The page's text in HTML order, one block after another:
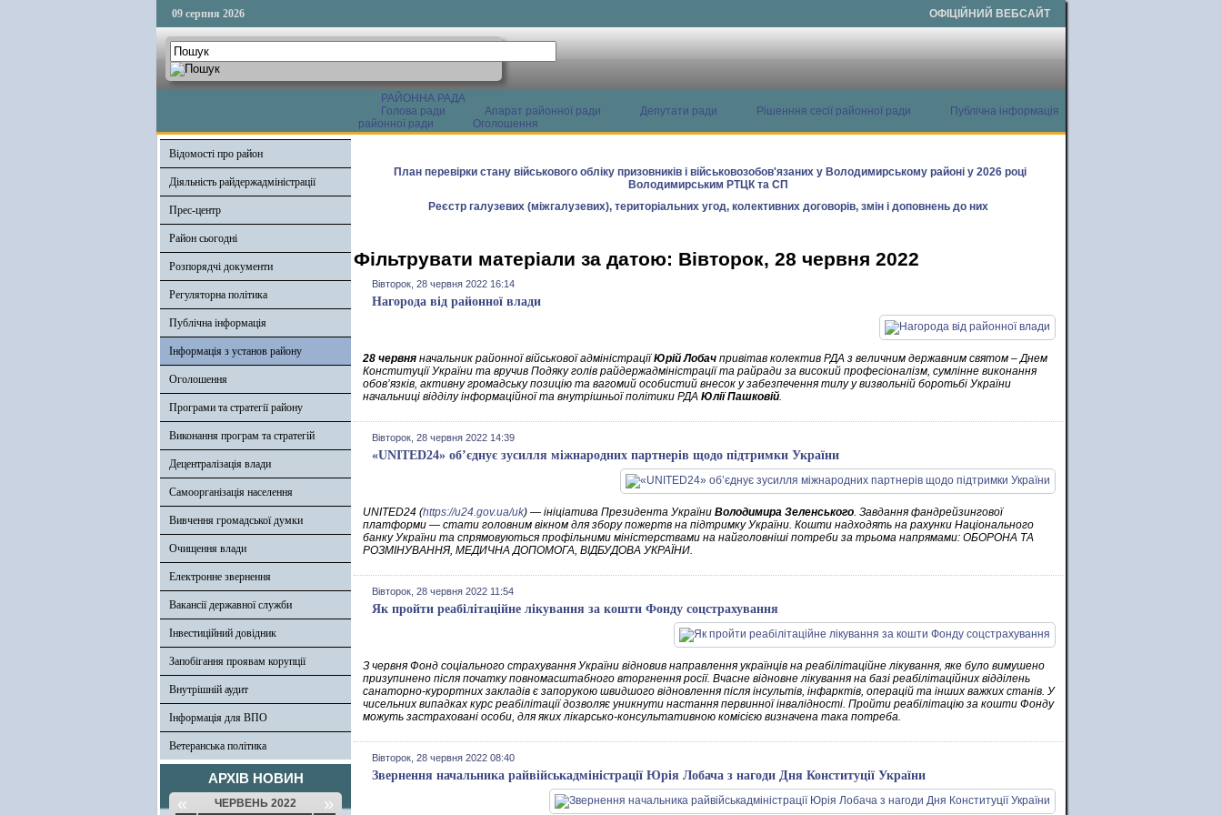
09 серпня 2026 ОФІЦІЙНИЙ ВЕБСАЙТ
РАЙОННА РАДА
Голова ради
Апарат районної ради Депутати ради Рішенння сесії районної ради
Публічна інформація
районної ради
Оголошення
Відомості про район
Діяльність райдержадміністрації
Прес-центр
Район сьогодні
Розпорядчі документи
Регуляторна політика
Публічна інформація
Інформація з установ району
Оголошення
Програми та стратегії району
Виконання програм та стратегій
Децентралізація влади
Самоорганізація населення
Вивчення громадської думки
Очищення влади
Електронне звернення
Вакансії державної служби
Інвестиційний довідник
Запобігання проявам корупції
Внутрішній аудит
Інформація для ВПО
Ветеранська політика
АРХІВ НОВИН
« ЧЕРВЕНЬ 2022 »
План перевірки стану військового обліку призовників і військовозобов'язаних у Володимирському районі у 2026 році
Володимирським РТЦК та СП
Реєстр галузевих (міжгалузевих), територіальних угод, колективних договорів, змін і доповнень до них
Фільтрувати матеріали за датою: Вівторок, 28 червня 2022
Вівторок, 28 червня 2022 16:14
Нагорода від районної влади
28 червня начальник районної військової адміністраціїЮрій Лобач привітав колектив РДА з величним державним святом – Днем
Конституції України та вручив Подяку голів райдержадміністрації та райради за високий професіоналізм, сумлінне виконання
обов’язків, активну громадську позицію та вагомий особистий внесок у забезпечення тилу у визвольній боротьбі України
начальниці відділу інформаційної та внутрішньої політики РДА Юлії Пашковій.
Вівторок, 28 червня 2022 14:39
«UNITED24» обʼєднує зусилля міжнародних партнерів щодо підтримки України
UNITED24 (https://u24.gov.ua/uk) — ініціатива Президента України Володимира Зеленського. Завдання фандрейзингової
платформи — стати головним вікном для збору пожертв на підтримку України. Кошти надходять на рахунки Національного
банку України та спрямовуються профільними міністерствами на найголовніші потреби за трьома напрямами: ОБОРОНА ТА
РОЗМІНУВАННЯ, МЕДИЧНА ДОПОМОГА, ВІДБУДОВА УКРАЇНИ.
Вівторок, 28 червня 2022 11:54
Як пройти реабілітаційне лікування за кошти Фонду соцстрахування
З червня Фонд соціального страхування України відновив направлення українців на реабілітаційне лікування, яке було вимушено
призупинено після початку повномасштабного вторгнення росії. Вчасне відновне лікування на базі реабілітаційних відділень
санаторно-курортних закладів є запорукою швидшого відновлення після інсультів, інфарктів, операцій та інших важких станів. У
чисельних випадках курс реабілітації дозволяє уникнути настання первинної інвалідності. Пройти реабілітацію за кошти Фонду
можуть застраховані особи, для яких лікарсько-консультативною комісією визначена така потреба.
Вівторок, 28 червня 2022 08:40
Звернення начальника райвійськадміністрації Юрія Лобача з нагоди Дня Конституції України